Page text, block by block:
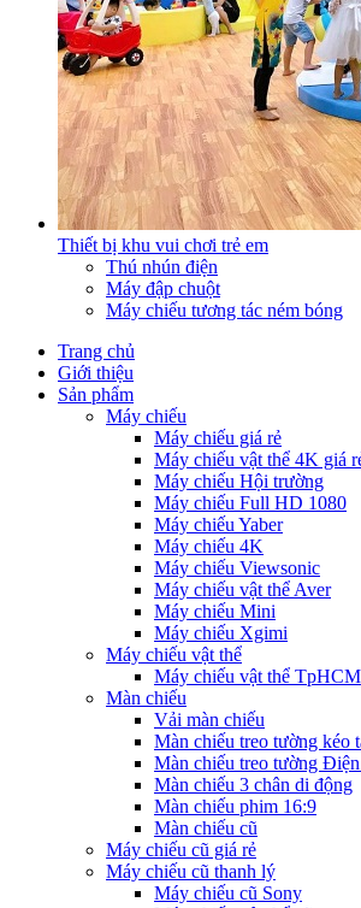
Thiết bị khu vui chơi trẻ em
Thú nhún điện
Máy đập chuột
Máy chiếu tương tác ném bóng
Trang chủ
Giới thiệu
Sản phẩm
Máy chiếu
Máy chiếu giá rẻ
Máy chiếu vật thể 4K giá
Máy chiếu Hội trường
Máy chiếu Full HD 1080
Máy chiếu Yaber
Máy chiếu 4K
Máy chiếu Viewsonic
Máy chiếu vật thể Aver
Máy chiếu Mini
Máy chiếu Xgimi
Máy chiếu vật thể
Máy chiếu vật thể TpHCM
Màn chiếu
Vải màn chiếu
Màn chiếu treo tường kéo
Màn chiếu treo tường
Màn chiếu 3 chân di động
Màn chiếu phim 16:9
Màn chiếu cũ
Máy chiếu cũ giá rẻ
Máy chiếu cũ thanh lý
Máy chiếu cũ Sony